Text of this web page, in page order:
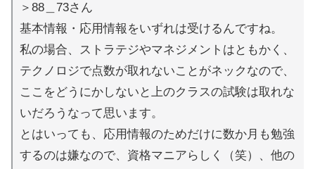
＞88＿73さん
基本情報・応用情報をいずれは受けるんですね。
私の場合、ストラテジやマネジメントはともかく、
テクノロジで点数が取れないことがネックなので、
ここをどうにかしないと上のクラスの試験は取れな
いだろうなって思います。
とはいっても、応用情報のためだけに数か月も勉強
するのは嫌なので、資格マニアらしく（笑）、他の